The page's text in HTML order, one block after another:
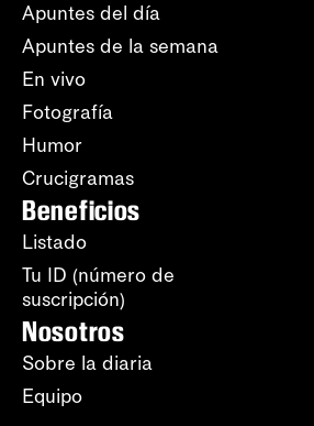
Apuntes del día
Apuntes de la semana
En vivo
Fotografía
Humor
Crucigramas
Beneficios
Listado
Tu ID (número de
suscripción)
Nosotros
Sobre la diaria
Equipo